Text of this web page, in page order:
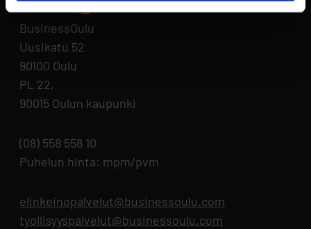
BusinessOulu
Uusikatu 52
90100 Oulu
PL 22,
90015 Oulun kaupunki
(08) 558 558 10
Puhelun hinta: mpm/pvm
elinkeinopalvelut@businessoulu.com
tyollisyyspalvelut@businessoulu.com